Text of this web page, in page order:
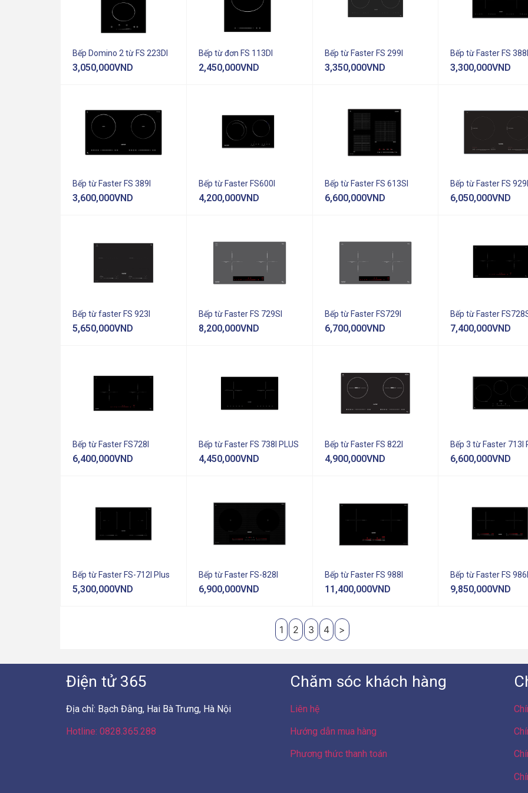
Bếp Domino 2 từ FS 223DI
3,050,000VND
Bếp từ đơn FS 113DI
2,450,000VND
Bếp từ Faster FS 299I
3,350,000VND
Bếp từ Faster FS 388I
3,300,000VND
Bếp từ Faster FS 389I
3,600,000VND
Bếp từ Faster FS600I
4,200,000VND
Bếp từ Faster FS 613SI
6,600,000VND
Bếp từ Faster FS
6,050,000VND
Bếp từ faster FS 923I
5,650,000VND
Bếp từ Faster FS 729SI
8,200,000VND
Bếp từ Faster FS729I
6,700,000VND
Bếp từ Faster
7,400,000VND
Bếp từ Faster FS728I
6,400,000VND
Bếp từ Faster FS 738I PLUS
4,450,000VND
Bếp từ Faster FS 822I
4,900,000VND
Bếp 3 từ Faster 713I
6,600,000VND
Bếp từ Faster FS-712I Plus
5,300,000VND
Bếp từ Faster FS-828I
6,900,000VND
Bếp từ Faster FS 988I
11,400,000VND
Bếp từ Faster FS 986I
9,850,000VND
1 2 3 4 >
Điện tử 365
Địa chỉ: Bạch Đằng, Hai Bà Trưng, Hà Nội
Hotline: 0828.365.288
Chăm sóc khách hàng
Liên hệ
Hướng dẫn mua hàng
Phương thức thanh toán
4 bếp
(1)